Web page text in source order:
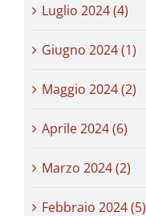
Luglio 2024 (4)
Giugno 2024 (1)
Maggio 2024 (2)
Aprile 2024 (6)
Marzo 2024 (2)
Febbraio 2024 (5)